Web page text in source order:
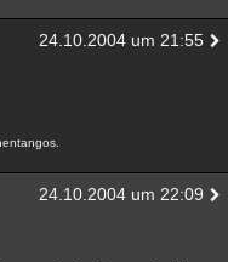
24.10.2004 um 21:55
24.10.2004 um 22:09